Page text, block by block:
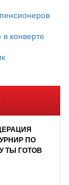
ПО
ТЫ ГОТОВ